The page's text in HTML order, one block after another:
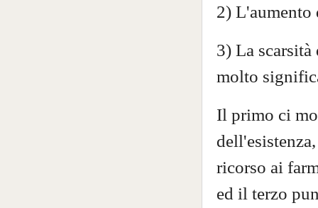
2) L'aumento
3) La
molto
Il primo ci
ricorso ai
ed il terzo